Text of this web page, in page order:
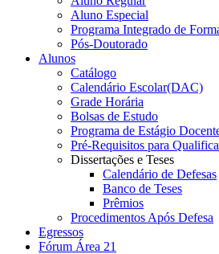
Aluno Especial
Programa Integrado de
Pós-Doutorado
Alunos
Catálogo
Calendário Escolar(DAC)
Grade Horária
Bolsas de Estudo
Programa de Estágio
Pré-Requisitos para
Dissertações e Teses
Calendário de Defesas
Banco de Teses
Prêmios
Procedimentos Após Defesa
Egressos
Fórum Área 21